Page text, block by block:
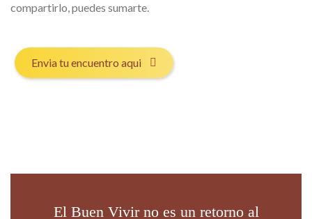
compartirlo, puedes sumarte.
Envia tu encuentro aqui
El Buen Vivir no es un retorno al